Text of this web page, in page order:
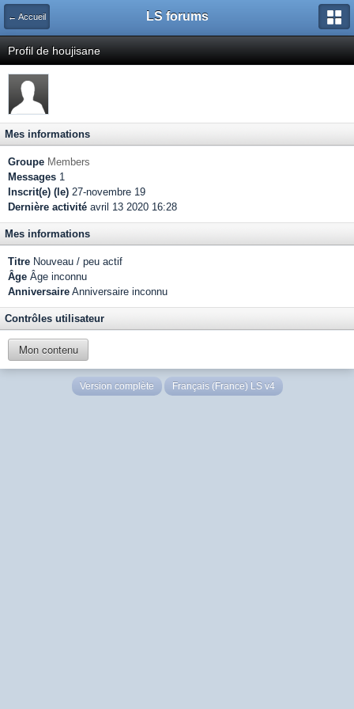
← Accueil LS forums
Profil de houjisane
Mes informations
Groupe Members
Messages 1
Inscrit(e) (le) 27-novembre 19
Dernière activité avril 13 2020 16:28
Mes informations
Titre Nouveau / peu actif
Âge Âge inconnu
Anniversaire Anniversaire inconnu
Contrôles utilisateur
Mon contenu
Version complète Français (France) LS v4